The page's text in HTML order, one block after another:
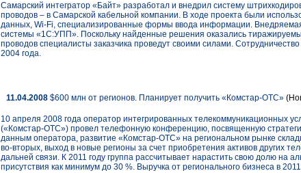
Самарский интегратор «Байт» разработал и внедрил систему
проводов – в Самарской кабельной компании. В ходе проекта были
данных, Wi-Fi, специализированные формы ввода информации.
системы «1С:УПП». Поскольку найденные решения оказались
проводов специалисты заказчика проведут своими силами.
2004 года.
11.04.2008 $600 млн от регионов. Планирует получить «Комстар-ОТС»
10 апреля 2008 года оператор интегрированных телекоммуникационных
(«Комстар-ОТС») провел телефонную конференцию, посвященную
данным оператора, развитие «Комстар-ОТС» на региональном рынке
во-вторых, выход в новые регионы за счет приобретения активов других
дальней связи. К 2011 году группа рассчитывает нарастить свою долю на
присутствия как минимум до 30 %. Выручка от регионального бизнеса в